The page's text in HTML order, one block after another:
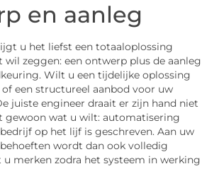
en aanleg
u het liefst een totaaloplossing
wil zeggen: een ontwerp plus de aanleg
Wilt u een tijdelijke oplossing
een structureel aanbod voor uw
juiste engineer draait er zijn hand niet
gewoon wat u wilt: automatisering
op het lijf is geschreven. Aan uw
wordt dan ook volledig
u merken zodra het systeem in werking